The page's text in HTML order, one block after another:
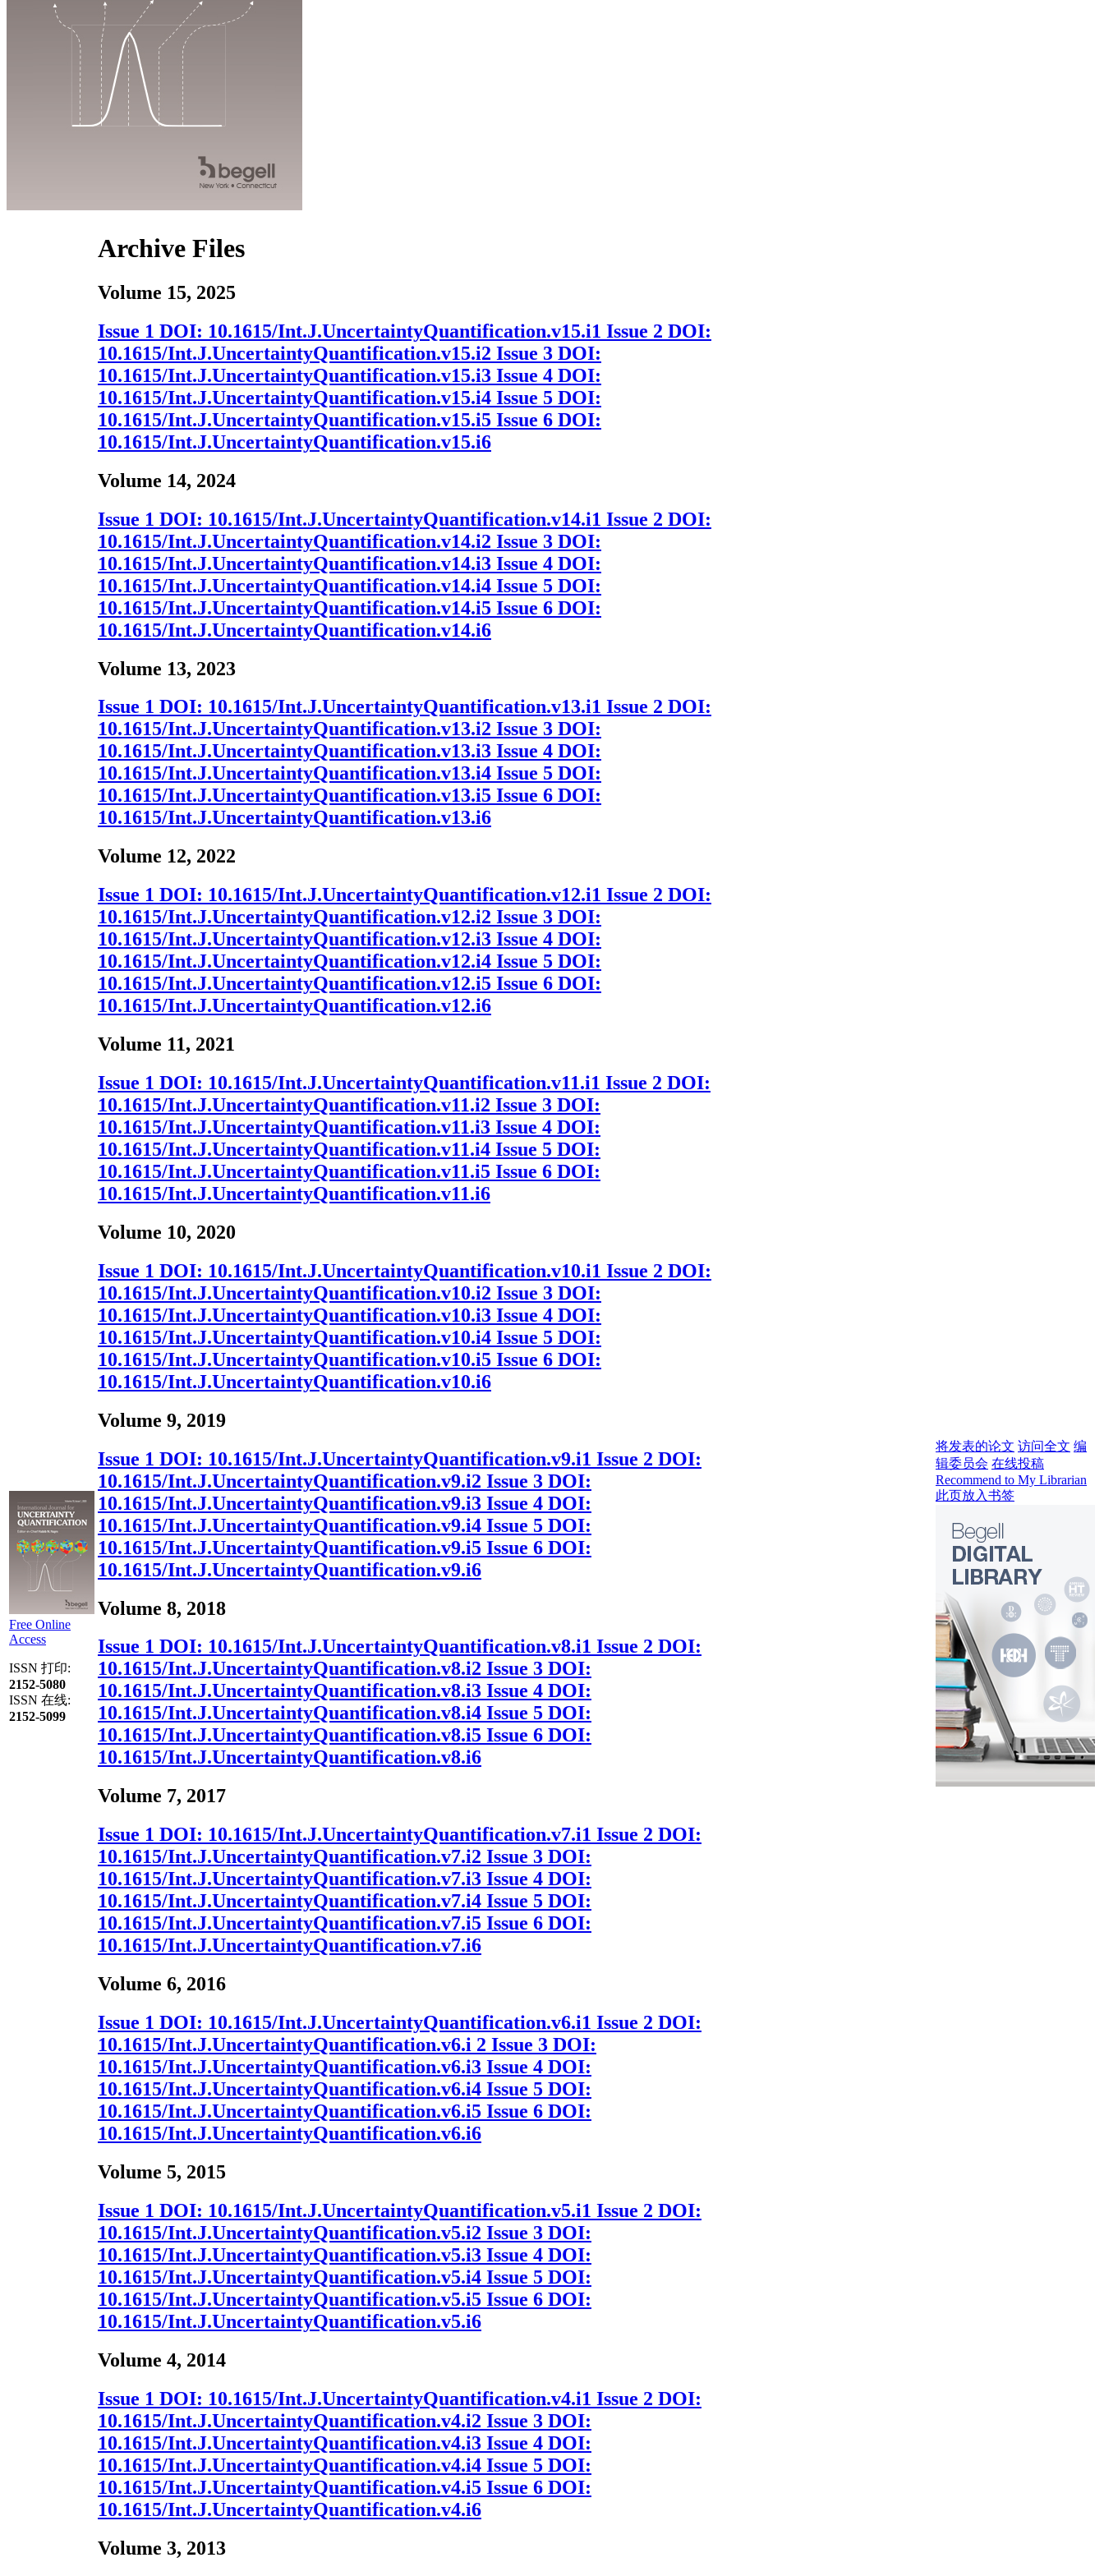
Free Online
Access
ISSN 打印:
2152-5080
ISSN 在线:
2152-5099
Archive Files
Volume 15, 2025
Issue 1 DOI: 10.1615/Int.J.UncertaintyQuantification.v15.i1 Issue 2 DOI:
10.1615/Int.J.UncertaintyQuantification.v15.i2 Issue 3 DOI:
10.1615/Int.J.UncertaintyQuantification.v15.i3 Issue 4 DOI:
10.1615/Int.J.UncertaintyQuantification.v15.i4 Issue 5 DOI:
10.1615/Int.J.UncertaintyQuantification.v15.i5 Issue 6 DOI:
10.1615/Int.J.UncertaintyQuantification.v15.i6
Volume 14, 2024
Issue 1 DOI: 10.1615/Int.J.UncertaintyQuantification.v14.i1 Issue 2 DOI:
10.1615/Int.J.UncertaintyQuantification.v14.i2 Issue 3 DOI:
10.1615/Int.J.UncertaintyQuantification.v14.i3 Issue 4 DOI:
10.1615/Int.J.UncertaintyQuantification.v14.i4 Issue 5 DOI:
10.1615/Int.J.UncertaintyQuantification.v14.i5 Issue 6 DOI:
10.1615/Int.J.UncertaintyQuantification.v14.i6
Volume 13, 2023
Issue 1 DOI: 10.1615/Int.J.UncertaintyQuantification.v13.i1 Issue 2 DOI:
10.1615/Int.J.UncertaintyQuantification.v13.i2 Issue 3 DOI:
10.1615/Int.J.UncertaintyQuantification.v13.i3 Issue 4 DOI:
10.1615/Int.J.UncertaintyQuantification.v13.i4 Issue 5 DOI:
10.1615/Int.J.UncertaintyQuantification.v13.i5 Issue 6 DOI:
10.1615/Int.J.UncertaintyQuantification.v13.i6
Volume 12, 2022
Issue 1 DOI: 10.1615/Int.J.UncertaintyQuantification.v12.i1 Issue 2 DOI:
10.1615/Int.J.UncertaintyQuantification.v12.i2 Issue 3 DOI:
10.1615/Int.J.UncertaintyQuantification.v12.i3 Issue 4 DOI:
10.1615/Int.J.UncertaintyQuantification.v12.i4 Issue 5 DOI:
10.1615/Int.J.UncertaintyQuantification.v12.i5 Issue 6 DOI:
10.1615/Int.J.UncertaintyQuantification.v12.i6
Volume 11, 2021
Issue 1 DOI: 10.1615/Int.J.UncertaintyQuantification.v11.i1 Issue 2 DOI:
10.1615/Int.J.UncertaintyQuantification.v11.i2 Issue 3 DOI:
10.1615/Int.J.UncertaintyQuantification.v11.i3 Issue 4 DOI:
10.1615/Int.J.UncertaintyQuantification.v11.i4 Issue 5 DOI:
10.1615/Int.J.UncertaintyQuantification.v11.i5 Issue 6 DOI:
10.1615/Int.J.UncertaintyQuantification.v11.i6
Volume 10, 2020
Issue 1 DOI: 10.1615/Int.J.UncertaintyQuantification.v10.i1 Issue 2 DOI:
10.1615/Int.J.UncertaintyQuantification.v10.i2 Issue 3 DOI:
10.1615/Int.J.UncertaintyQuantification.v10.i3 Issue 4 DOI:
10.1615/Int.J.UncertaintyQuantification.v10.i4 Issue 5 DOI:
10.1615/Int.J.UncertaintyQuantification.v10.i5 Issue 6 DOI:
10.1615/Int.J.UncertaintyQuantification.v10.i6
Volume 9, 2019
Issue 1 DOI: 10.1615/Int.J.UncertaintyQuantification.v9.i1 Issue 2 DOI:
10.1615/Int.J.UncertaintyQuantification.v9.i2 Issue 3 DOI:
10.1615/Int.J.UncertaintyQuantification.v9.i3 Issue 4 DOI:
10.1615/Int.J.UncertaintyQuantification.v9.i4 Issue 5 DOI:
10.1615/Int.J.UncertaintyQuantification.v9.i5 Issue 6 DOI:
10.1615/Int.J.UncertaintyQuantification.v9.i6
Volume 8, 2018
Issue 1 DOI: 10.1615/Int.J.UncertaintyQuantification.v8.i1 Issue 2 DOI:
10.1615/Int.J.UncertaintyQuantification.v8.i2 Issue 3 DOI:
10.1615/Int.J.UncertaintyQuantification.v8.i3 Issue 4 DOI:
10.1615/Int.J.UncertaintyQuantification.v8.i4 Issue 5 DOI:
10.1615/Int.J.UncertaintyQuantification.v8.i5 Issue 6 DOI:
10.1615/Int.J.UncertaintyQuantification.v8.i6
Volume 7, 2017
Issue 1 DOI: 10.1615/Int.J.UncertaintyQuantification.v7.i1 Issue 2 DOI:
10.1615/Int.J.UncertaintyQuantification.v7.i2 Issue 3 DOI:
10.1615/Int.J.UncertaintyQuantification.v7.i3 Issue 4 DOI:
10.1615/Int.J.UncertaintyQuantification.v7.i4 Issue 5 DOI:
10.1615/Int.J.UncertaintyQuantification.v7.i5 Issue 6 DOI:
10.1615/Int.J.UncertaintyQuantification.v7.i6
Volume 6, 2016
Issue 1 DOI: 10.1615/Int.J.UncertaintyQuantification.v6.i1 Issue 2 DOI:
10.1615/Int.J.UncertaintyQuantification.v6.i 2 Issue 3 DOI:
10.1615/Int.J.UncertaintyQuantification.v6.i3 Issue 4 DOI:
10.1615/Int.J.UncertaintyQuantification.v6.i4 Issue 5 DOI:
10.1615/Int.J.UncertaintyQuantification.v6.i5 Issue 6 DOI:
10.1615/Int.J.UncertaintyQuantification.v6.i6
Volume 5, 2015
Issue 1 DOI: 10.1615/Int.J.UncertaintyQuantification.v5.i1 Issue 2 DOI:
10.1615/Int.J.UncertaintyQuantification.v5.i2 Issue 3 DOI:
10.1615/Int.J.UncertaintyQuantification.v5.i3 Issue 4 DOI:
10.1615/Int.J.UncertaintyQuantification.v5.i4 Issue 5 DOI:
10.1615/Int.J.UncertaintyQuantification.v5.i5 Issue 6 DOI:
10.1615/Int.J.UncertaintyQuantification.v5.i6
Volume 4, 2014
Issue 1 DOI: 10.1615/Int.J.UncertaintyQuantification.v4.i1 Issue 2 DOI:
10.1615/Int.J.UncertaintyQuantification.v4.i2 Issue 3 DOI:
10.1615/Int.J.UncertaintyQuantification.v4.i3 Issue 4 DOI:
10.1615/Int.J.UncertaintyQuantification.v4.i4 Issue 5 DOI:
10.1615/Int.J.UncertaintyQuantification.v4.i5 Issue 6 DOI:
10.1615/Int.J.UncertaintyQuantification.v4.i6
Volume 3, 2013
将发表的论文 访问全文 编
辑委员会 在线投稿
Recommend to My Librarian
此页放入书签